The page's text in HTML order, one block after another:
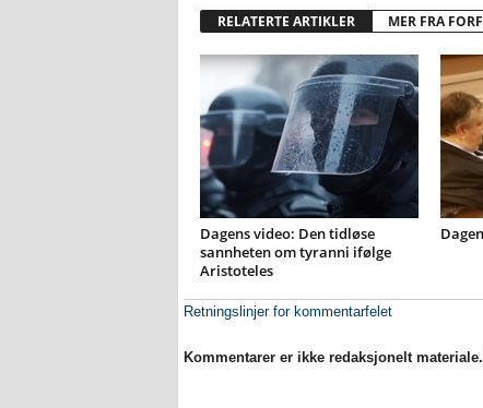
RELATERTE ARTIKLER MER FRA
Dagens video: Den tidløse
sannheten om tyranni ifølge
Aristoteles
Retningslinjer for kommentarfelet
Kommentarer er ikke redaksjonelt